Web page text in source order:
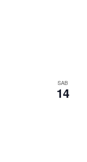
SAB
14